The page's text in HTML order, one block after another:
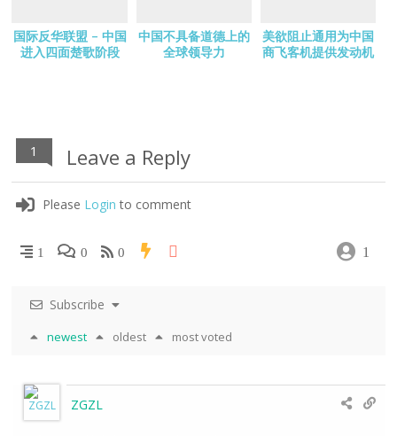
国际反华联盟 – 中国
进入四面楚歌阶段
中国不具备道德上的
全球领导力
美欲阻止通用为中国
商飞客机提供发动机
1 Leave a Reply
Please Login to comment
1 0 0 1
Subscribe
newest oldest most voted
ZGZL